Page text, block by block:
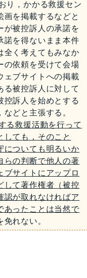
り，かかる救援セン
画を掲載するなどと
が被控訴人の承諾を
諾を得ないまま本件
全く考えてもみなか
の依頼を受けて会場
ェブサイトへの掲載
る被控訴人に対して
控訴人を始めとする
どと主張する。
る救援活動を行って
しても，そのこと
についても明るいか
らの判断で他人の著
サイトにアップロ
して著作権者（被控
認が取れなければア
あったことは当然で
れない。